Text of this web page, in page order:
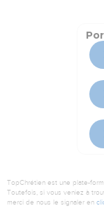
TopChrétien est une plate-
Toutefois, si vous veniez à
merci de nous le signaler en